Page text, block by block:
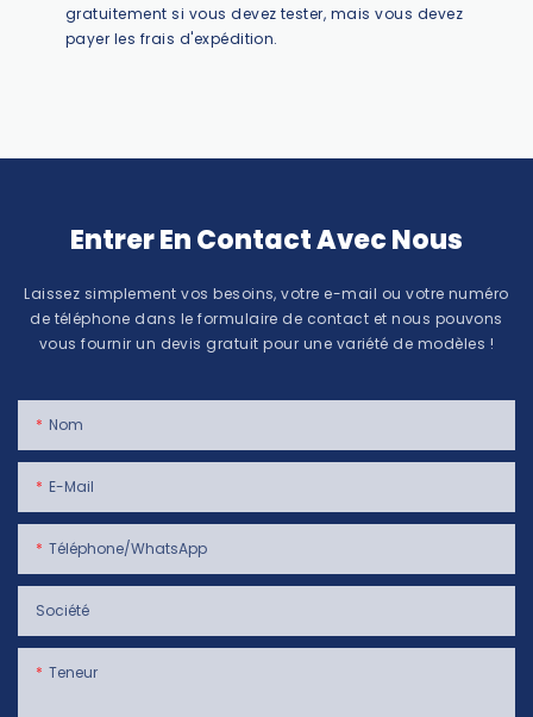
gratuitement si vous devez tester, mais vous devez
payer les frais d'expédition.
Entrer En Contact Avec Nous
Laissez simplement vos besoins, votre e-mail ou votre numéro
de téléphone dans le formulaire de contact et nous pouvons
vous fournir un devis gratuit pour une variété de modèles !
Nom
E-Mail
Téléphone/WhatsApp
Société
Teneur